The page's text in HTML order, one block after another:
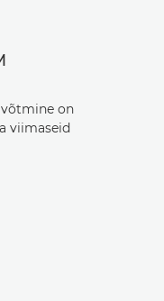
on
viimaseid